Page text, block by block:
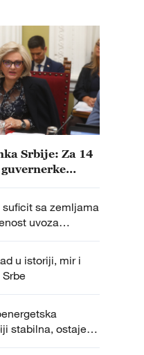
Srbije: Za 14
sa zemljama
uvoza
300 odsto
u istoriji, mir i
stabilna, ostaje
potrošnjom